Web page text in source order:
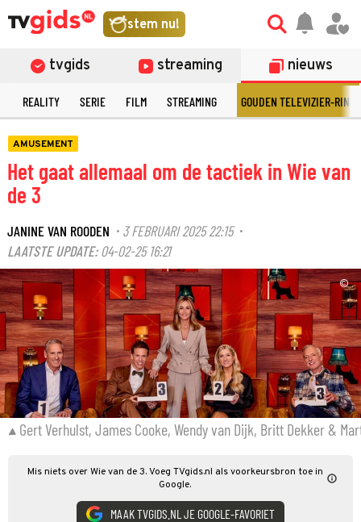
stem nu!
tvgids streaming nieuws
REALITY SERIE FILM STREAMING GOUDEN TELEVIZIER-RING
AMUSEMENT
Het gaat allemaal om de tactiek in Wie van
de 3
JANINE VAN ROODEN · 3 FEBRUARI 2025 22:15·
LAATSTE UPDATE: 04-02-25 16:21
©
Gert Verhulst, James Cooke, Wendy van Dijk, Britt Dekker &
Mis niets over Wie van de 3. Voeg TVgids.nl als voorkeursbron toe in
Google.
MAAK TVGIDS.NL JE GOOGLE-FAVORIET